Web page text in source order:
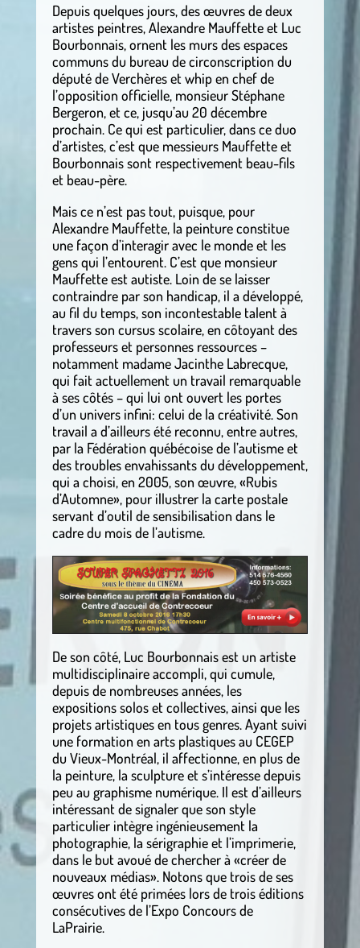
Depuis quelques jours, des œuvres de deux
artistes peintres, Alexandre Mauffette et Luc
Bourbonnais, ornent les murs des espaces
communs du bureau de circonscription du
député de Verchères et whip en chef de
l’opposition officielle, monsieur Stéphane
Bergeron, et ce, jusqu’au 20 décembre
prochain. Ce qui est particulier, dans ce duo
d’artistes, c’est que messieurs Mauffette et
Bourbonnais sont respectivement beau-fils
et beau-père.
Mais ce n’est pas tout, puisque, pour
Alexandre Mauffette, la peinture constitue
une façon d’interagir avec le monde et les
gens qui l’entourent. C’est que monsieur
Mauffette est autiste. Loin de se laisser
contraindre par son handicap, il a développé,
au fil du temps, son incontestable talent à
travers son cursus scolaire, en côtoyant des
professeurs et personnes ressources –
notamment madame Jacinthe Labrecque,
qui fait actuellement un travail remarquable
à ses côtés – qui lui ont ouvert les portes
d’un univers infini: celui de la créativité. Son
travail a d’ailleurs été reconnu, entre autres,
par la Fédération québécoise de l’autisme et
des troubles envahissants du développement,
qui a choisi, en 2005, son œuvre, «Rubis
d’Automne», pour illustrer la carte postale
servant d’outil de sensibilisation dans le
cadre du mois de l’autisme.
De son côté, Luc Bourbonnais est un artiste
multidisciplinaire accompli, qui cumule,
depuis de nombreuses années, les
expositions solos et collectives, ainsi que les
projets artistiques en tous genres. Ayant suivi
une formation en arts plastiques au CEGEP
du Vieux-Montréal, il affectionne, en plus de
la peinture, la sculpture et s’intéresse depuis
peu au graphisme numérique. Il est d’ailleurs
intéressant de signaler que son style
particulier intègre ingénieusement la
photographie, la sérigraphie et l’imprimerie,
dans le but avoué de chercher à «créer de
nouveaux médias». Notons que trois de ses
œuvres ont été primées lors de trois éditions
consécutives de l’Expo Concours de
LaPrairie.